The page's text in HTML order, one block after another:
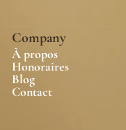
Company
À propos
Honoraires
Blog
Contact